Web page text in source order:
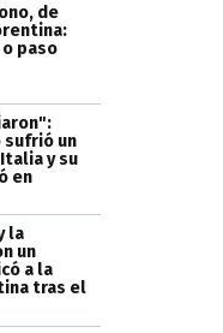
de
paso
sufrió un
y su
en
la
un
a la
tras el